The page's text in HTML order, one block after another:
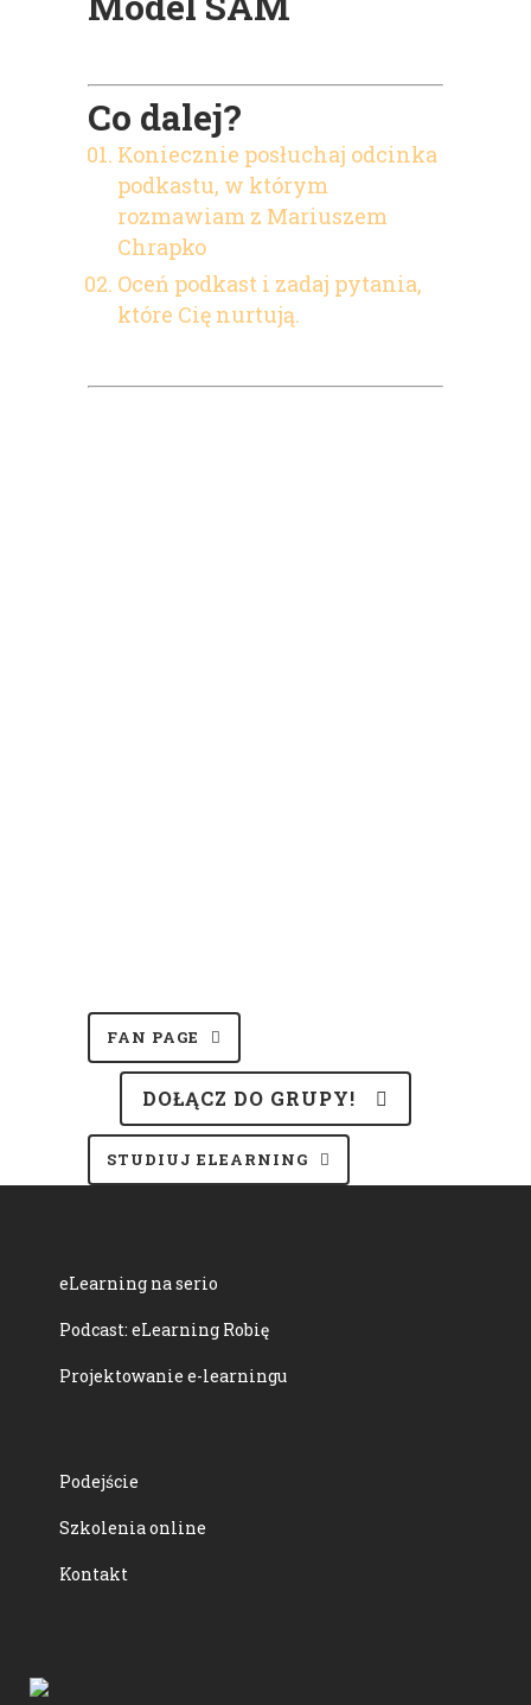
Co dalej?
Koniecznie posłuchaj odcinka
podkastu, w którym
rozmawiam z Mariuszem
Chrapko
Oceń podkast i zadaj pytania,
które Cię nurtują.
FAN PAGE
DOŁĄCZ DO GRUPY!
STUDIUJ ELEARNING
eLearning na serio
Podcast: eLearning Robię
Projektowanie e-learningu
Podejście
Szkolenia online
Kontakt